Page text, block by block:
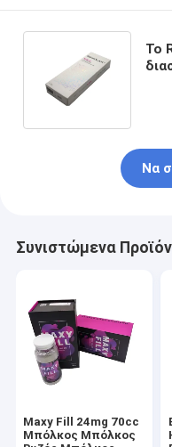
Το
Να
Συνιστώμενα
Maxy Fill 24mg 70cc
Μπόλκος Μπόλκος